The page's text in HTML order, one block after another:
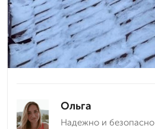
Ольга
Надежно и безопасно